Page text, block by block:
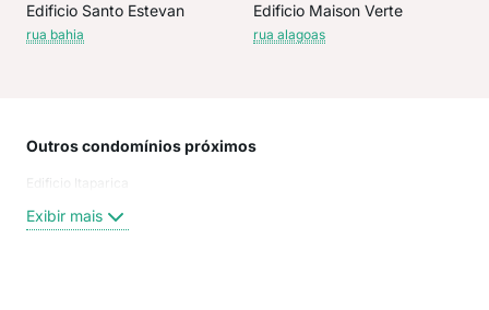
Edificio Santo Estevan
rua bahia
Edificio Maison Verte
rua alagoas
Outros condomínios próximos
Edificio Itaparica
Exibir mais